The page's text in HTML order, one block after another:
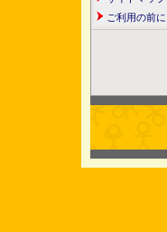
ご利用の前に